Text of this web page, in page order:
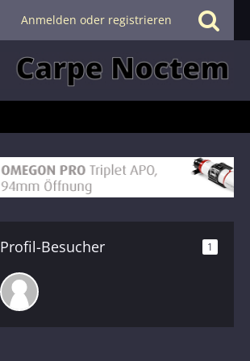
Anmelden oder registrieren
Profil-Besucher 1